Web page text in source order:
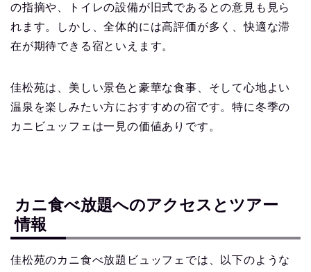
の指摘や、トイレの設備が旧式であるとの意見も見ら
れます。しかし、全体的には高評価が多く、快適な滞
在が期待できる宿といえます。
佳松苑は、美しい景色と豪華な食事、そして心地よい
温泉を楽しみたい方におすすめの宿です。特に冬季の
カニビュッフェは一見の価値ありです。
カニ食べ放題へのアクセスとツアー
情報
佳松苑のカニ食べ放題ビュッフェでは、以下のような